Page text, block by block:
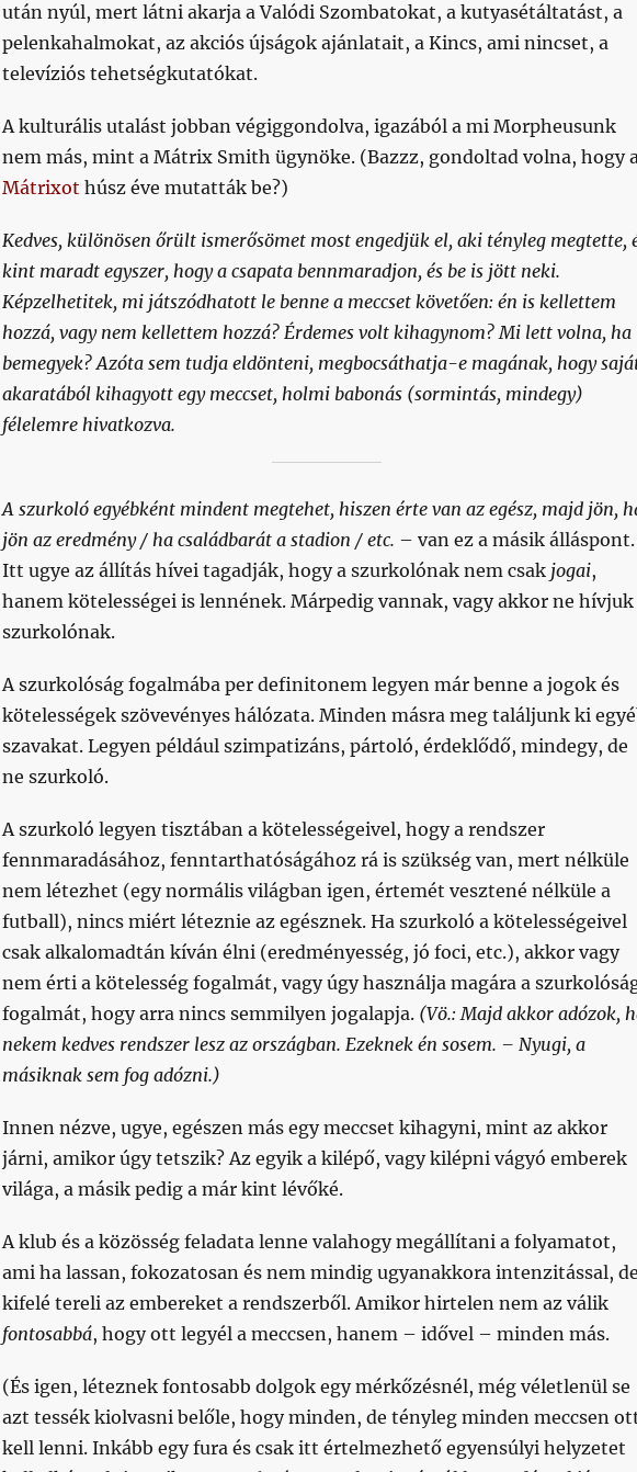
után nyúl, mert látni akarja a Valódi Szombatokat, a kutyasétáltatást, a
pelenkahalmokat, az akciós újságok ajánlatait, a Kincs, ami nincset, a
televíziós tehetségkutatókat.
A kulturális utalást jobban végiggondolva, igazából a mi Morpheusunk
nem más, mint a Mátrix Smith ügynöke. (Bazzz, gondoltad volna, hogy
Mátrixot húsz éve mutatták be?)
Kedves, különösen őrült ismerősömet most engedjük el, aki tényleg megtette,
kint maradt egyszer, hogy a csapata bennmaradjon, és be is jött neki.
Képzelhetitek, mi játszódhatott le benne a meccset követően: én is kellettem
hozzá, vagy nem kellettem hozzá? Érdemes volt kihagynom? Mi lett volna, ha
bemegyek? Azóta sem tudja eldönteni, megbocsáthatja-e magának, hogy
akaratából kihagyott egy meccset, holmi babonás (sormintás, mindegy)
félelemre hivatkozva.
A szurkoló egyébként mindent megtehet, hiszen érte van az egész, majd jön,
jön az eredmény / ha családbarát a stadion / etc. – van ez a másik álláspont.
Itt ugye az állítás hívei tagadják, hogy a szurkolónak nem csak jogai,
hanem kötelességei is lennének. Márpedig vannak, vagy akkor ne hívjuk
szurkolónak.
A szurkolóság fogalmába per definitonem legyen már benne a jogok és
kötelességek szövevényes hálózata. Minden másra meg találjunk ki
szavakat. Legyen például szimpatizáns, pártoló, érdeklődő, mindegy, de
ne szurkoló.
A szurkoló legyen tisztában a kötelességeivel, hogy a rendszer
fennmaradásához, fenntarthatóságához rá is szükség van, mert nélküle
nem létezhet (egy normális világban igen, értemét vesztené nélküle a
futball), nincs miért léteznie az egésznek. Ha szurkoló a kötelességeivel
csak alkalomadtán kíván élni (eredményesség, jó foci, etc.), akkor vagy
nem érti a kötelesség fogalmát, vagy úgy használja magára a
fogalmát, hogy arra nincs semmilyen jogalapja.(Vö.: Majd akkor adózok,
nekem kedves rendszer lesz az országban. Ezeknek én sosem. – Nyugi, a
másiknak sem fog adózni.)
Innen nézve, ugye, egészen más egy meccset kihagyni, mint az akkor
járni, amikor úgy tetszik? Az egyik a kilépő, vagy kilépni vágyó emberek
világa, a másik pedig a már kint lévőké.
A klub és a közösség feladata lenne valahogy megállítani a folyamatot,
ami ha lassan, fokozatosan és nem mindig ugyanakkora intenzitással,
kifelé tereli az embereket a rendszerből. Amikor hirtelen nem az válik
fontosabbá, hogy ott legyél a meccsen, hanem – idővel – minden más.
(És igen, léteznek fontosabb dolgok egy mérkőzésnél, még véletlenül se
azt tessék kiolvasni belőle, hogy minden, de tényleg minden meccsen
kell lenni. Inkább egy fura és csak itt értelmezhető egyensúlyi helyzetet